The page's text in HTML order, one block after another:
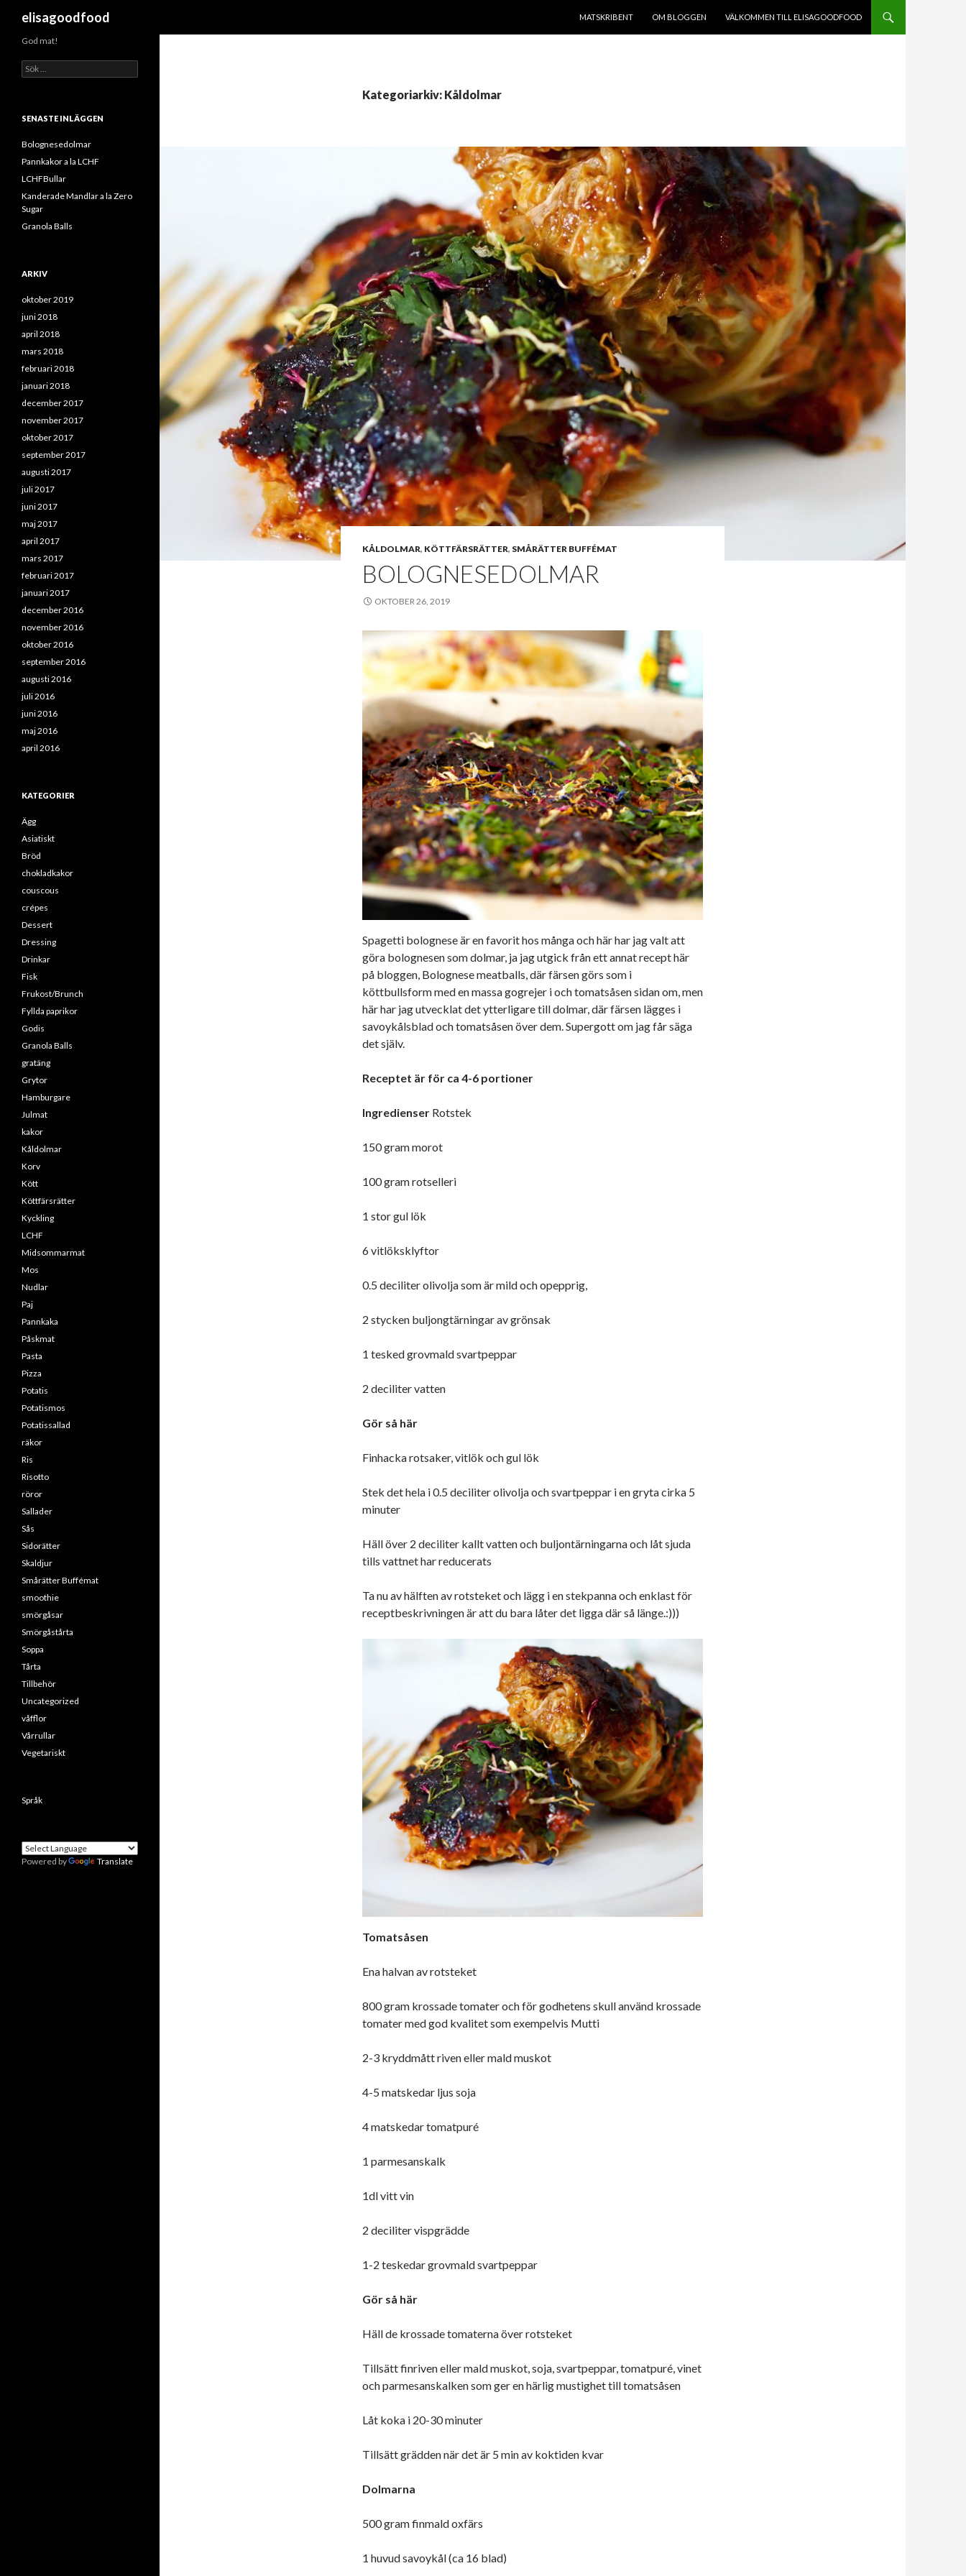
elisagoodfood
MATSKRIBENT
OM BLOGGEN VÄLKOMMEN TILL ELISAGOODFOOD
Kategoriarkiv: Kåldolmar
KÅLDOLMAR, KÖTTFÄRSRÄTTER, SMÅRÄTTER BUFFÉMAT
BOLOGNESEDOLMAR
OKTOBER 26, 2019
Spagetti bolognese är en favorit hos många och här har jag valt att
göra bolognesen som dolmar, ja jag utgick från ett annat recept här
på bloggen, Bolognese meatballs, där färsen görs som i
köttbullsform med en massa gogrejer i och tomatsåsen sidan om, men
här har jag utvecklat det ytterligare till dolmar, där färsen lägges i
savoykålsblad och tomatsåsen över dem. Supergott om jag får säga
det själv.
Receptet är för ca 4-6 portioner
Ingredienser Rotstek
150 gram morot
100 gram rotselleri
1 stor gul lök
6 vitlöksklyftor
0.5 deciliter olivolja som är mild och opepprig,
2 stycken buljongtärningar av grönsak
1 tesked grovmald svartpeppar
2 deciliter vatten
Gör så här
Finhacka rotsaker, vitlök och gul lök
Stek det hela i 0.5 deciliter olivolja och svartpeppar i en gryta cirka 5
minuter
Häll över 2 deciliter kallt vatten och buljontärningarna och låt sjuda
tills vattnet har reducerats
Ta nu av hälften av rotsteket och lägg i en stekpanna och enklast för
receptbeskrivningen är att du bara låter det ligga där så länge.:)))
Tomatsåsen
Ena halvan av rotsteket
800 gram krossade tomater och för godhetens skull använd krossade
tomater med god kvalitet som exempelvis Mutti
2-3 kryddmått riven eller mald muskot
4-5 matskedar ljus soja
4 matskedar tomatpuré
1 parmesanskalk
1dl vitt vin
2 deciliter vispgrädde
1-2 teskedar grovmald svartpeppar
Gör så här
Häll de krossade tomaterna över rotsteket
Tillsätt finriven eller mald muskot, soja, svartpeppar, tomatpuré, vinet
och parmesanskalken som ger en härlig mustighet till tomatsåsen
Låt koka i 20-30 minuter
Tillsätt grädden när det är 5 min av koktiden kvar
Dolmarna
500 gram finmald oxfärs
1 huvud savoykål (ca 16 blad)
God mat!
ö
f
e
r
SENASTE INLÄGGEN
Bolognesedolmar
Pannkakor a la LCHF
LCHFBullar
Kanderade Mandlar a la Zero
Sugar
Granola Balls
ARKIV
oktober 2019
juni 2018
april 2018
mars 2018
februari 2018
januari 2018
december 2017
november 2017
oktober 2017
september 2017
augusti 2017
juli 2017
juni 2017
maj 2017
april 2017
mars 2017
februari 2017
januari 2017
december 2016
november 2016
oktober 2016
september 2016
augusti 2016
juli 2016
juni 2016
maj 2016
april 2016
KATEGORIER
Ägg
Asiatiskt
Bröd
chokladkakor
couscous
crépes
Dessert
Dressing
Drinkar
Fisk
Frukost/Brunch
Fyllda paprikor
Godis
Granola Balls
gratäng
Grytor
Hamburgare
Julmat
kakor
Kåldolmar
Korv
Kött
Köttfärsrätter
Kyckling
LCHF
Midsommarmat
Mos
Nudlar
Paj
Pannkaka
Påskmat
Pasta
Pizza
Potatis
Potatismos
Potatissallad
räkor
Ris
Risotto
röror
Sallader
Sås
Sidorätter
Skaldjur
Smårätter Buffémat
smoothie
smörgåsar
Smörgåstårta
Soppa
Tårta
Tillbehör
Uncategorized
våfflor
Vårrullar
Vegetariskt
Språk
Powered by Translate